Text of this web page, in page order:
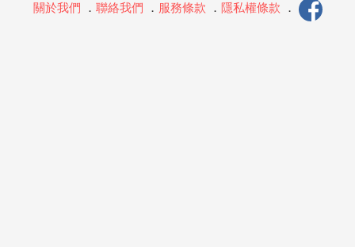
關於我們 ． 聯絡我們 ． 服務條款 ． 隱私權條款 ．